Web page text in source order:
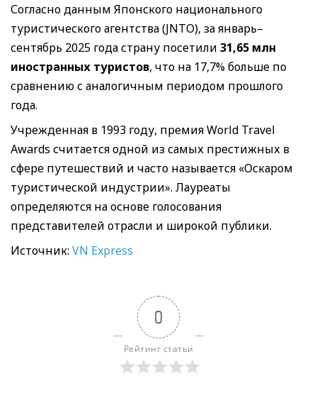
Согласно данным Японского национального
туристического агентства (JNTO), за январь–
сентябрь 2025 года страну посетили 31,65 млн
иностранных туристов, что на 17,7% больше по
сравнению с аналогичным периодом прошлого
года.
Учрежденная в 1993 году, премия World Travel
Awards считается одной из самых престижных в
сфере путешествий и часто называется «Оскаром
туристической индустрии». Лауреаты
определяются на основе голосования
представителей отрасли и широкой публики.
Источник: VN Express
0
Рейтинг статьи